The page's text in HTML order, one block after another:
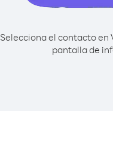
Selecciona el contacto en
pantalla de